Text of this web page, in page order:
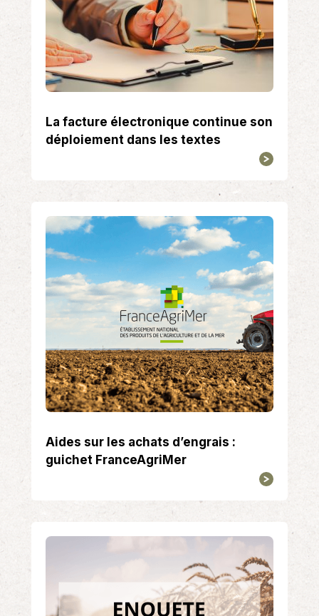
La facture électronique continue son
déploiement dans les textes
Aides sur les achats d’engrais :
guichet FranceAgriMer